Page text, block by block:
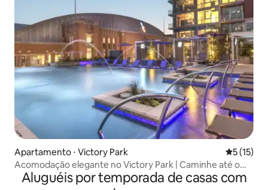
Apartamento ⋅ Victory Park 5 de uma
5 (15)
Acomodação elegante no Victory Park | Caminhe até o
AAC
Aluguéis por temporada de casas com